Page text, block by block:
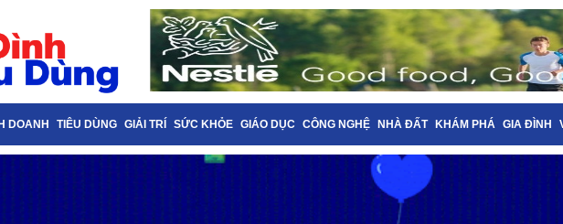
DOANH TIÊU DÙNG GIẢI TRÍ SỨC KHỎE GIÁO DỤC CÔNG NGHỆ NHÀ ĐẤT KHÁM PHÁ GIA ĐÌNH